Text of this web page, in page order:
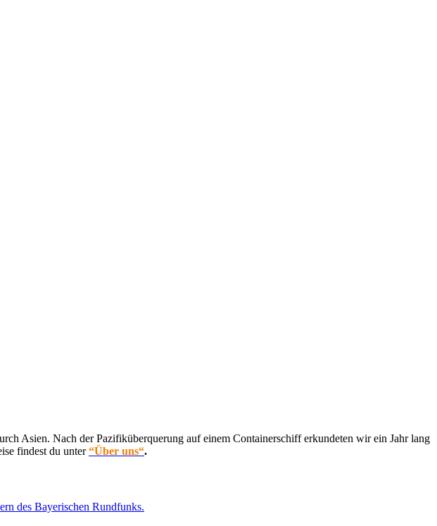
Asien. Nach der Pazifiküberquerung auf einem Containerschiff erkundeten wir ein Jahr lang
findest du unter“Über uns“.